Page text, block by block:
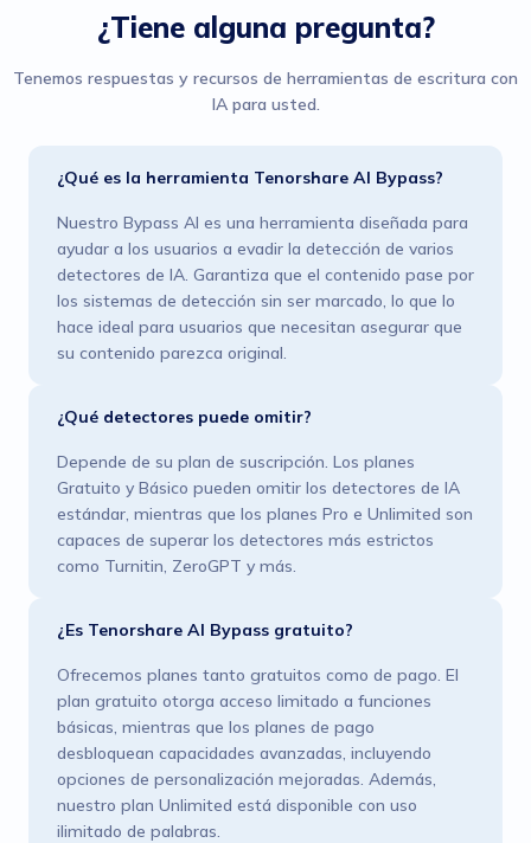
¿Tiene alguna pregunta?
Tenemos respuestas y recursos de herramientas de escritura con
IA para usted.
¿Qué es la herramienta Tenorshare AI Bypass?
Nuestro Bypass AI es una herramienta diseñada para
ayudar a los usuarios a evadir la detección de varios
detectores de IA. Garantiza que el contenido pase por
los sistemas de detección sin ser marcado, lo que lo
hace ideal para usuarios que necesitan asegurar que
su contenido parezca original.
¿Qué detectores puede omitir?
Depende de su plan de suscripción. Los planes
Gratuito y Básico pueden omitir los detectores de IA
estándar, mientras que los planes Pro e Unlimited son
capaces de superar los detectores más estrictos
como Turnitin, ZeroGPT y más.
¿Es Tenorshare AI Bypass gratuito?
Ofrecemos planes tanto gratuitos como de pago. El
plan gratuito otorga acceso limitado a funciones
básicas, mientras que los planes de pago
desbloquean capacidades avanzadas, incluyendo
opciones de personalización mejoradas. Además,
nuestro plan Unlimited está disponible con uso
ilimitado de palabras.